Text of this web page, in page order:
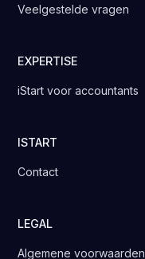
Veelgestelde vragen
EXPERTISE
iStart voor accountants
ISTART
Contact
LEGAL
Algemene voorwaarden